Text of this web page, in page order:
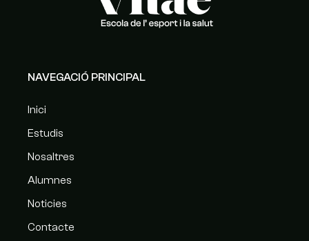
NAVEGACIÓ PRINCIPAL
Inici
Estudis
Nosaltres
Alumnes
Noticies
Contacte